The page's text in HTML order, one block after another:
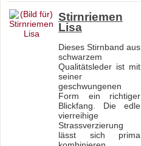
Stirnriemen
Lisa
Dieses Stirnband aus
schwarzem
Qualitätsleder ist mit
seiner
geschwungenen
Form ein richtiger
Blickfang. Die edle
vierreihige
Strassverzierung
lässt sich prima